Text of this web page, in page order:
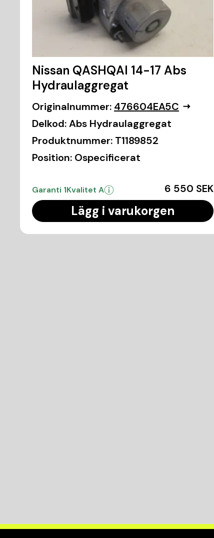
Nissan QASHQAI 14-17 Abs
Hydraulaggregat
Originalnummer: 476604EA5C
Delkod:Abs Hydraulaggregat
Produktnummer: T1189852
Position: Ospecificerat
Garanti 1Kvalitet A 6 550 SEK
Lägg i varukorgen